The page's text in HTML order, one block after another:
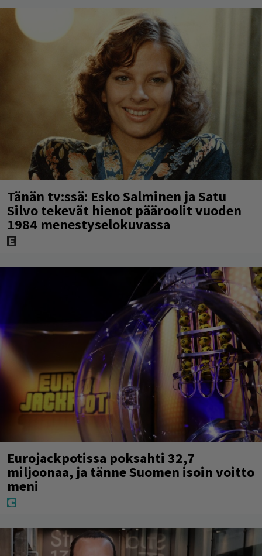
Tänän tv:ssä: Esko Salminen ja Satu
Silvo tekevät hienot pääroolit vuoden
1984 menestyselokuvassa
Eurojackpotissa poksahti 32,7
miljoonaa, ja tänne Suomen isoin voitto
meni